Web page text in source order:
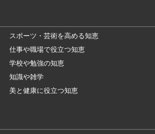
スポーツ・芸術を高める知恵
仕事や職場で役立つ知恵
学校や勉強の知恵
知識や雑学
美と健康に役立つ知恵